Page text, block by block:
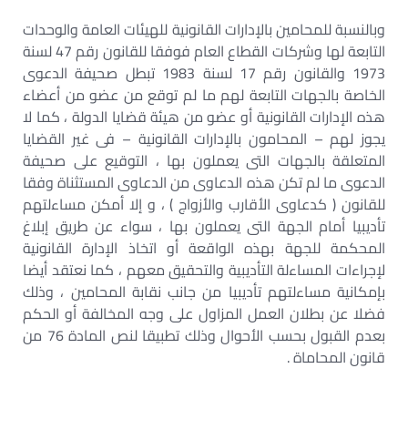
وبالنسبة للمحامين بالإدارات القانونية للهيئات العامة والوحدات
التابعة لها وشركات القطاع العام فوفقا للقانون رقم 47 لسنة
1973 والقانون رقم 17 لسنة 1983 تبطل صحيفة الدعوى
الخاصة بالجهات التابعة لهم ما لم توقع من عضو من أعضاء
هذه الإدارات القانونية أو عضو من هيئة قضايا الدولة ، كما لا
يجوز لهم – المحامون بالإدارات القانونية – فى غير القضايا
المتعلقة بالجهات التى يعملون بها ، التوقيع على صحيفة
الدعوى ما لم تكن هذه الدعاوى من الدعاوى المستثناة وفقا
للقانون ( كدعاوى الأقارب والأزواج ) ، و إلا أمكن مساءلتهم
تأديبيا أمام الجهة التى يعملون بها ، سواء عن طريق إبلاغ
المحكمة للجهة بهذه الواقعة أو اتخاذ الإدارة القانونية
لإجراءات المساءلة التأديبية والتحقيق معهم ، كما نعتقد أيضا
بإمكانية مساءلتهم تأديبيا من جانب نقابة المحامين ، وذلك
فضلا عن بطلان العمل المزاول على وجه المخالفة أو الحكم
بعدم القبول بحسب الأحوال وذلك تطبيقا لنص المادة 76 من
قانون المحاماة .